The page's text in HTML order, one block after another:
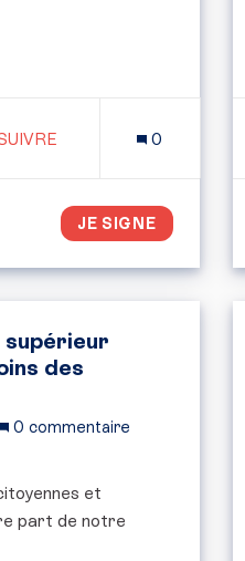
ABONNÉS
POUR
0
JE SIGNE
supérieur
des
0 commentaire
et
part de notre